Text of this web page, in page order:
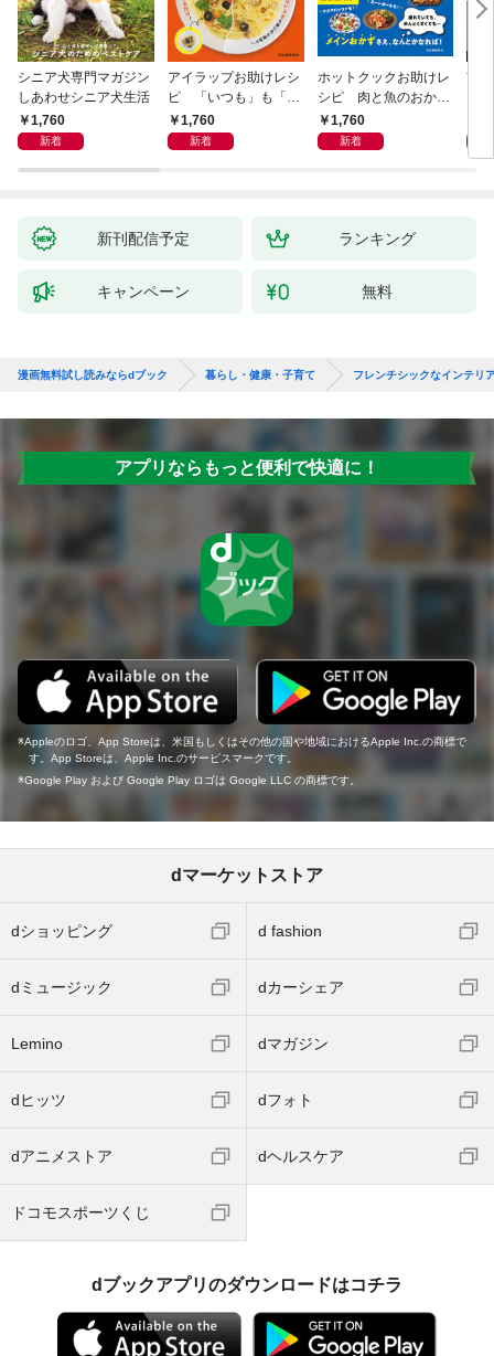
シニア犬専門マガジン
しあわせシニア犬生活
1,760
新着
アイラップお助けレシ
ピ 「いつも」も「も
しも」もおいしい！
1,760
新着
ホットクックお助けレ
シピ 肉と魚のおか
ず 少ない材料＆調味
料で、あとはスイッチ
1,760
新着
首
リ
昇
新刊配信予定 ランキング
キャンペーン 無料
漫画無料試し読みならdブック 暮らし・健康・子育て フレンチシックなインテリ
アプリならもっと便利で快適に！
Appleのロゴ、App Storeは、米国もしくはその他の国や地域におけるApple Inc.の商標で
す。App Storeは、Apple Inc.のサービスマークです。
Google Play および Google Play ロゴは Google LLC の商標です。
dマーケットストア
dショッピング d fashion
dミュージック dカーシェア
Lemino dマガジン
dヒッツ dフォト
dアニメストア dヘルスケア
ドコモスポーツくじ
dブックアプリのダウンロードはコチラ